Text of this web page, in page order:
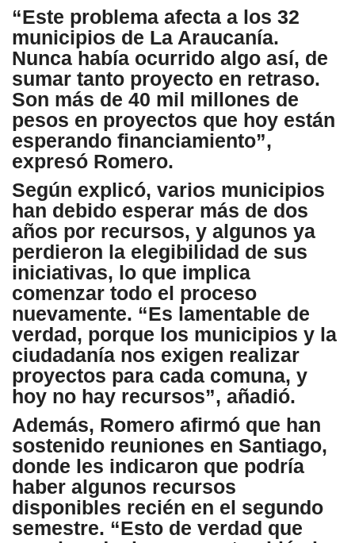
“Este problema afecta a los 32
municipios de La Araucanía.
Nunca había ocurrido algo así, de
sumar tanto proyecto en retraso.
Son más de 40 mil millones de
pesos en proyectos que hoy están
esperando financiamiento”,
expresó Romero.
Según explicó, varios municipios
han debido esperar más de dos
años por recursos, y algunos ya
perdieron la elegibilidad de sus
iniciativas, lo que implica
comenzar todo el proceso
nuevamente. “Es lamentable de
verdad, porque los municipios y la
ciudadanía nos exigen realizar
proyectos para cada comuna, y
hoy no hay recursos”, añadió.
Además, Romero afirmó que han
sostenido reuniones en Santiago,
donde les indicaron que podría
haber algunos recursos
disponibles recién en el segundo
semestre. “Esto de verdad que